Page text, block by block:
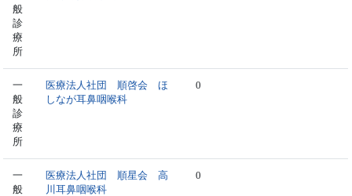
般
診
療
所
一
般
診
療
所
医療法人社団 順啓会 ほ
しなが耳鼻咽喉科
0
一
般
医療法人社団 順星会 高
川耳鼻咽喉科
0